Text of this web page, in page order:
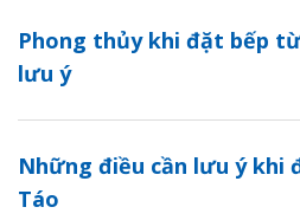
Phong thủy khi đặt bếp
lưu ý
Những điều cần lưu ý khi
Táo